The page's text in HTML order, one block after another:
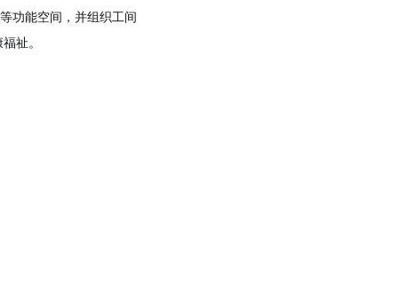
功能空间，并组织工间
祉。